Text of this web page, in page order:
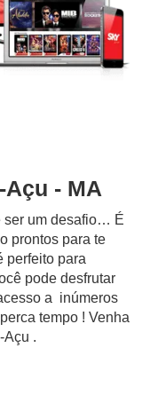
- MA
ser um desafio… É
prontos para te
perfeito para
pode desfrutar
a inúmeros
tempo ! Venha
Açu .